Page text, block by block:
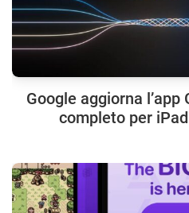
Google aggiorna
completo per